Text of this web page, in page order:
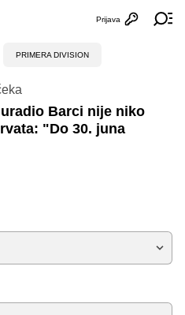
Otvori
Prijava
PRIMERA DIVISION
Barci nije niko
"Do 30. juna